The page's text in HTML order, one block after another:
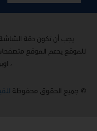
يجب أن تكون دقة الشاشة 1024 × 764 لأفضل تصفح للموقع
، اوبرا 6.0+, كروم
© جميع الحقوق محفوظة